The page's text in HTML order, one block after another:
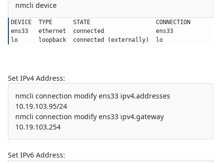
nmcli device
DEVICE  TYPE      STATE                   CONNECTION
ens33   ethernet  connected               ens33
lo      loopback  connected (externally)  lo
Set IPv4 Address:
nmcli connection modify ens33 ipv4.addresses
10.19.103.95/24
nmcli connection modify ens33 ipv4.gateway
10.19.103.254
Set IPv6 Address: